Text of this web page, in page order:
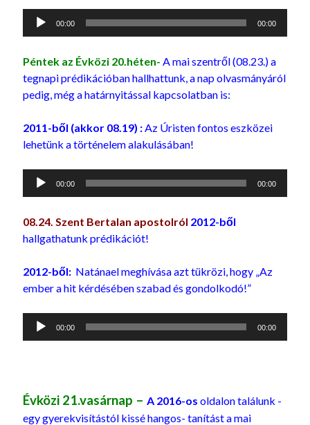
Audió
00:00 00:00
Péntek az Évközi 20.héten- A mai szentről (08.23.) a
tegnapi prédikációban hallhattunk, a nap olvasmányáról
pedig, még a határnyitással kapcsolatban is:
2011-ből (akkor 08.19) : Az Úristen fontos eszközei
lehetünk a történelem alakulásában!
Audió
00:00 00:00
08.24. Szent Bertalan apostolról 2012-ből
hallgathatunk prédikációt!
2012-ből: Natánael meghívása azt tükrözi, hogy „Az
ember a hit kérdésében szabad és gondolkodó!”
Audió
00:00 00:00
Évközi 21.vasárnap –A 2016-os oldalon találunk -
egy gyerekvisítástól kissé hangos- tanítást a mai